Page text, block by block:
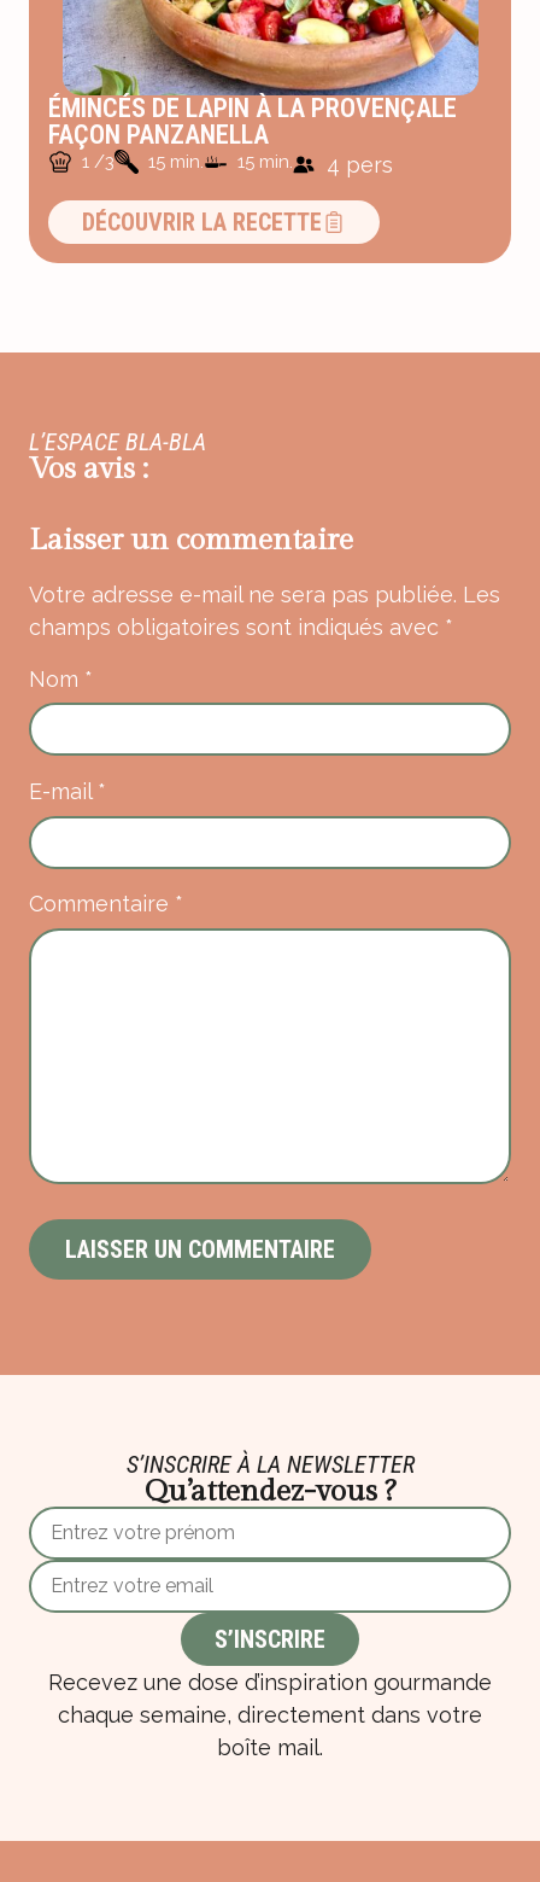
ÉMINCÉS DE LAPIN À LA PROVENÇALE
FAÇON PANZANELLA
1 /3 15 min. 15 min. 4 pers
DÉCOUVRIR LA RECETTE
L’ESPACE BLA-BLA
Vos avis :
Laisser un commentaire
Votre adresse e-mail ne sera pas publiée. Les
champs obligatoires sont indiqués avec *
Commentaire *
Nom *
E-mail *
S’INSCRIRE À LA NEWSLETTER
Qu’attendez-vous ?
Recevez une dose d’inspiration gourmande
chaque semaine, directement dans votre
boîte mail.